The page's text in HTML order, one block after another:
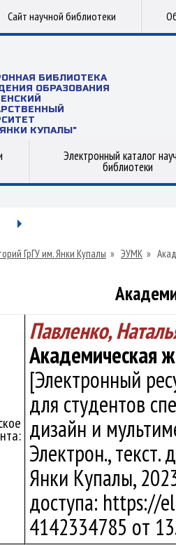
Сайт научной библиотеки
БИБЛИОТЕКА
ОБРАЗОВАНИЯ
КУПАЛЫ"
Электронный каталог
библиотеки
ГрГУ им. Янки Купалы » ЭУМК »
Павленко,
Академическая
[Электронный
для студентов
дизайн и
Электрон., текст.
Янки Купалы,
доступа: https://
4142334785 от